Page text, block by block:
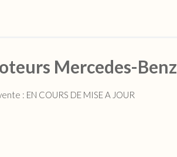
Mercedes-Benz
: EN COURS DE MISE A JOUR